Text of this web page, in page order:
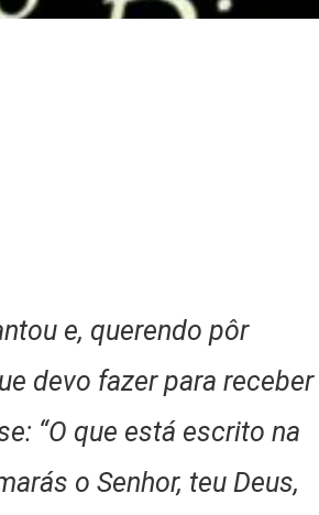
e, querendo pôr
devo fazer para receber
“O que está escrito na
o Senhor, teu Deus,